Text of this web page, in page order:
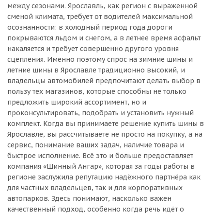
между сезонами. Ярославль, как регион с выраженной
сменой климата, требует от водителей максимальной
осознанности: в холодный период года дороги
покрываются льдом и снегом, а в летнее время асфальт
накаляется и требует совершенно другого уровня
сцепления. Именно поэтому спрос на зимние шины и
летние шины в Ярославле традиционно высокий, и
владельцы автомобилей предпочитают делать выбор в
пользу тех магазинов, которые способны не только
предложить широкий ассортимент, но и
проконсультировать, подобрать и установить нужный
комплект. Когда вы принимаете решение купить шины в
Ярославле, вы рассчитываете не просто на покупку, а на
сервис, понимание ваших задач, наличие товара и
быстрое исполнение. Всё это и больше предоставляет
компания «Шинный Ангар», которая за годы работы в
регионе заслужила репутацию надёжного партнёра как
для частных владельцев, так и для корпоративных
автопарков. Здесь понимают, насколько важен
качественный подход, особенно когда речь идёт о